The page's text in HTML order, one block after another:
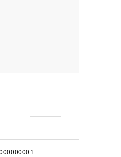
000000001